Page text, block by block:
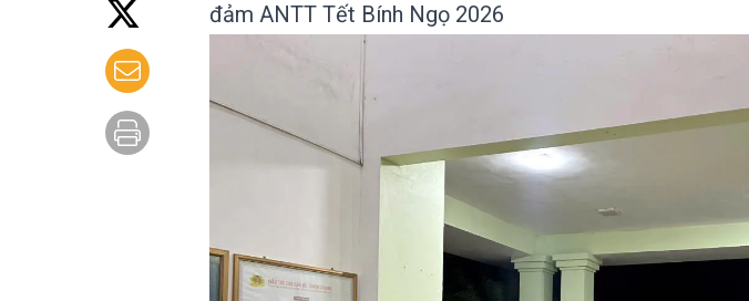
đảm ANTT Tết Bính Ngọ 2026